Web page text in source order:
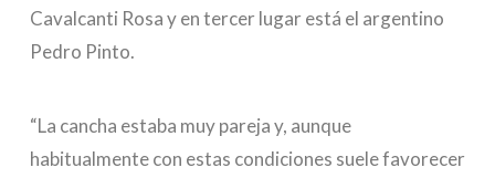
Cavalcanti Rosa y en tercer lugar está el argentino
Pedro Pinto.
“La cancha estaba muy pareja y, aunque
habitualmente con estas condiciones suele favorecer